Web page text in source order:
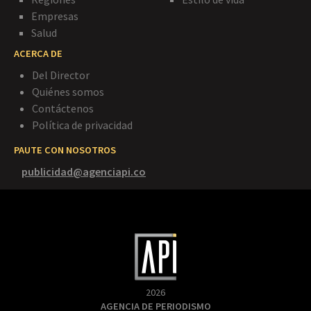
Empresas
Salud
ACERCA DE
Del Director
Quiénes somos
Contáctenos
Política de privacidad
PAUTE CON NOSOTROS
publicidad@agenciapi.co
2026
AGENCIA DE PERIODISMO